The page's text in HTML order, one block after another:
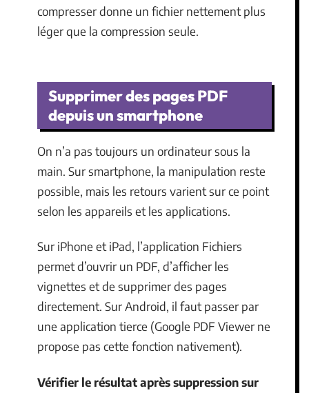
compresser donne un fichier nettement plus
léger que la compression seule.
Supprimer des pages PDF
depuis un smartphone
On n’a pas toujours un ordinateur sous la
main. Sur smartphone, la manipulation reste
possible, mais les retours varient sur ce point
selon les appareils et les applications.
Sur iPhone et iPad, l’application Fichiers
permet d’ouvrir un PDF, d’afficher les
vignettes et de supprimer des pages
directement. Sur Android, il faut passer par
une application tierce (Google PDF Viewer ne
propose pas cette fonction nativement).
Vérifier le résultat après suppression sur